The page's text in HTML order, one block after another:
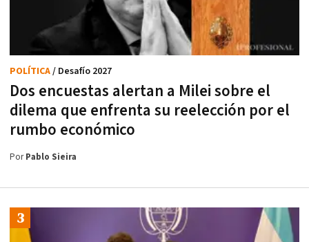
Dos encuestas alertan a Milei sobre el
dilema que enfrenta su reelección por el
rumbo económico
POLÍTICA/ Desafío 2027
PorPablo Sieira